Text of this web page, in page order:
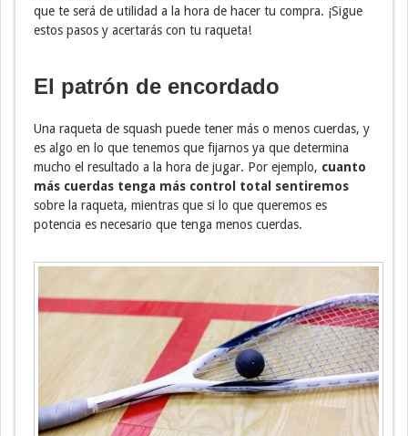
que te será de utilidad a la hora de hacer tu compra. ¡Sigue
estos pasos y acertarás con tu raqueta!
El patrón de encordado
Una raqueta de squash puede tener más o menos cuerdas, y
es algo en lo que tenemos que fijarnos ya que determina
mucho el resultado a la hora de jugar. Por ejemplo, cuanto
más cuerdas tenga más control total sentiremos
sobre la raqueta, mientras que si lo que queremos es
potencia es necesario que tenga menos cuerdas.